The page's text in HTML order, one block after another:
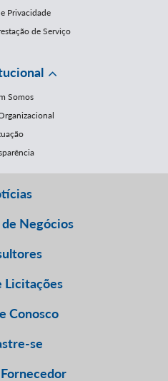
Privacidade
de Serviço
Somos
Negócios
Licitações
Conosco
se